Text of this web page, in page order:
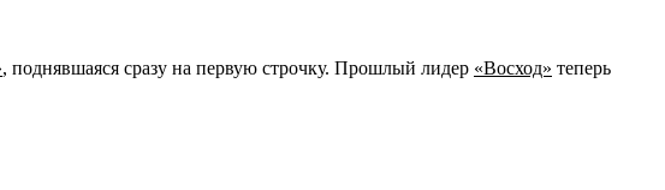
, поднявшаяся сразу на первую строчку. Прошлый лидер «Восход» теперь